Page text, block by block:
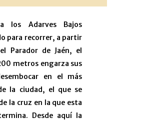
los Adarves Bajos
para recorrer, a partir
Parador de Jaén, el
metros engarza sus
en el más
la ciudad, el que se
la cruz en la que esta
Desde aquí la